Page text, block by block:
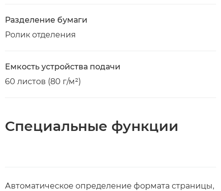
Разделение бумаги
Ролик отделения
Емкость устройства подачи
60 листов (80 г/м²)
Специальные функции
Автоматическое определение формата страницы,